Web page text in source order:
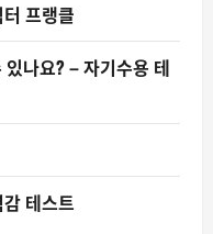
프랭클
나요? – 자기수용 테
테스트